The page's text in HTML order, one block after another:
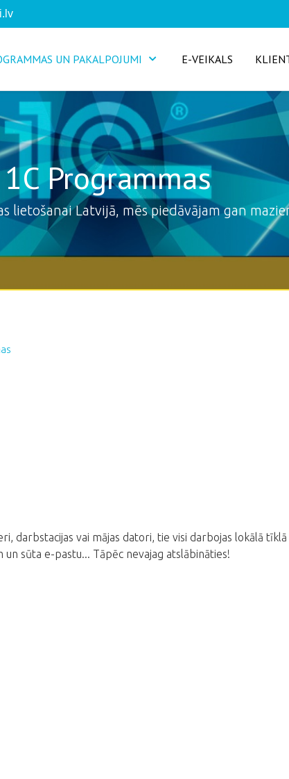
UN PAKALPOJUMI E-VEIKALS
1C Programmas
lietošanai Latvijā, mēs piedāvājam gan
darbstacijas vai mājas datori, tie visi darbojas lokālā tīklā
sūta e-pastu... Tāpēc nevajag atslābināties!